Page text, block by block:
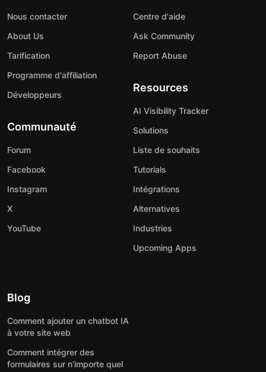
Nous contacter
About Us
Tarification
Programme d'affiliation
Développeurs
Communauté
Forum
Facebook
Instagram
X
YouTube
Centre d'aide
Ask Community
Report Abuse
Resources
AI Visibility Tracker
Solutions
Liste de souhaits
Tutorials
Intégrations
Alternatives
Industries
Upcoming Apps
Blog
Comment ajouter un chatbot IA
à votre site web
Comment intégrer des
formulaires sur n'importe quel